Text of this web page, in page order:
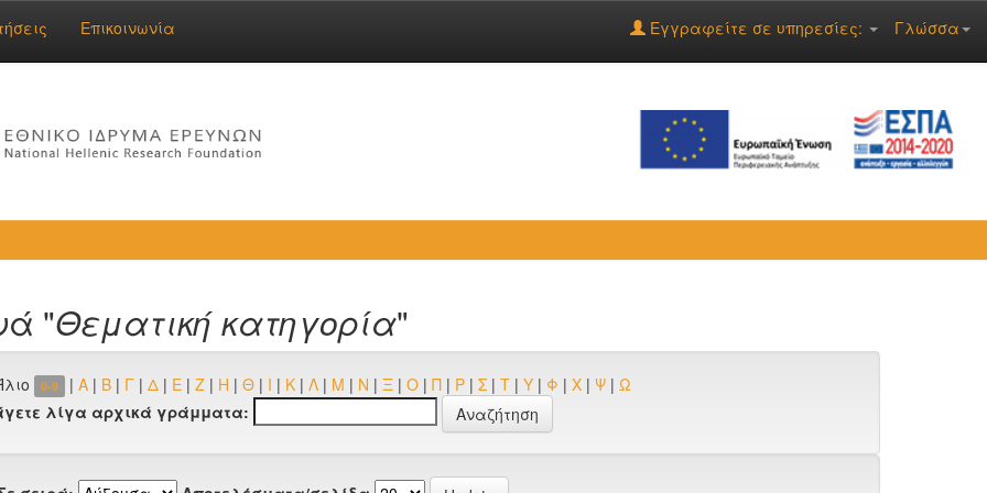
Επικοινωνία Γλώσσα
Εγγραφείτε σε υπηρεσίες:
"Θεματική κατηγορία"
0-9 |Α | Β | Γ |Δ | Ε |Ζ | Η |Θ | Ι | Κ |Λ | Μ | Ν |Ξ |Ο |Π | Ρ |Σ |Τ |Υ | Φ |Χ | Ψ |Ω
λίγα αρχικά γράμματα: